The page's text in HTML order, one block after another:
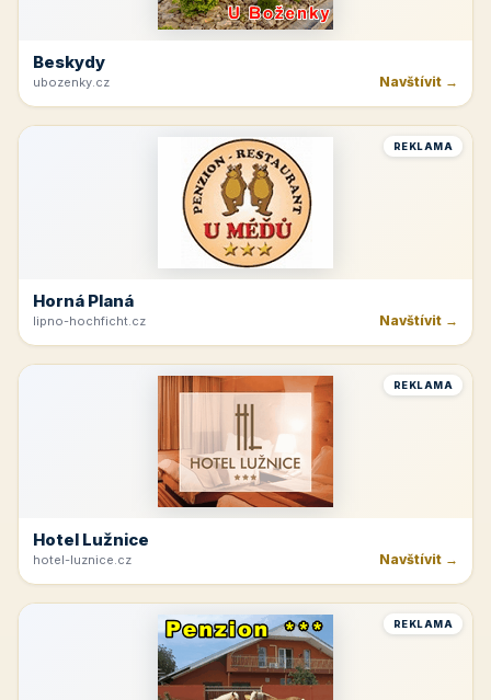
Beskydy
ubozenky.cz Navštívit →
REKLAMA
Horná Planá
lipno-hochficht.cz Navštívit →
REKLAMA
Hotel Lužnice
hotel-luznice.cz Navštívit →
REKLAMA